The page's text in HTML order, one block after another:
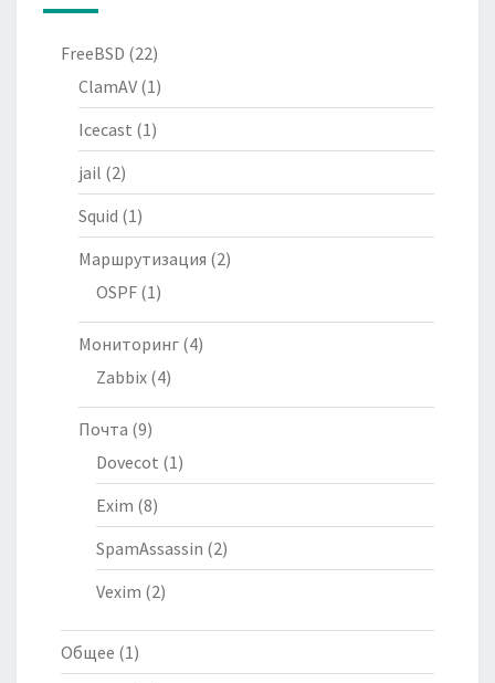
FreeBSD (22)
ClamAV (1)
Icecast (1)
jail (2)
Squid (1)
Маршрутизация (2)
OSPF (1)
Мониторинг (4)
Zabbix (4)
Почта (9)
Dovecot (1)
Exim (8)
SpamAssassin (2)
Vexim (2)
Общее (1)